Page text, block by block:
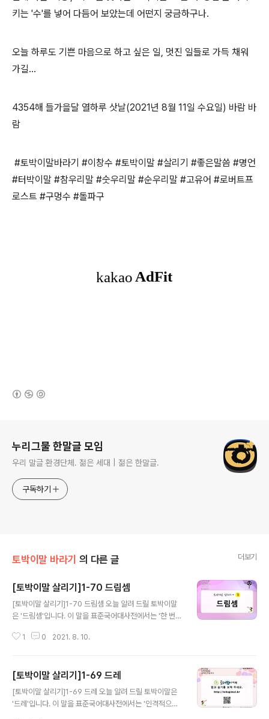
키는 '수'를 넣어 다듬어 보았는데 어떤지 궁금하구나.
오늘 하루도 기쁜 마음으로 하고 싶은 일, 멋진 일들로 가득 채워
가길...
4354해 들가을달 열하루 삿날(2021년 8월 11일 수요일) 바람 바
람
#토박이말바라기 #이창수 #토박이말 #살리기 #좋은말씀 #명언
#터박이말 #참우리말 #숫우리말 #순우리말 #고유어 #로버트프
로스트 #구멍수 #돌파구
누리그물 한말글 모임
우리 말글 환경단체. 젊은 세대 | 젊은 한말글.
구독하기
토박이말 바라기 의 다른 글 더보기
[토박이말 살리기]1-70 드림셈
[토박이말 살리기]1-70 드림셈 오늘 알려 드릴 토박이말
은 '드림셈'입니다. 이 말을 표준국어대사전에서는 '한 번에
하고 있고 '분액'이 비슷한 말이라고 했습니다. '분액'의 뜻
려대한국어대사전은 '한 번에 하지 않고 몇 차례에 나누어
서 주고받는 셈'이라고 풀이를 하고 있습니다. 여기도 보기
가 없었는데 둘 다 보기월이 없는 것이 많이 아쉬웠습니다.
1 0 2021. 8. 10.
[토박이말 살리기]1-69 드레
[토박이말 살리기]1-69 드레 오늘 알려 드릴 토박이말은
'드레'입니다. 이 말을 표준국어대사전에서는 '인격적으로